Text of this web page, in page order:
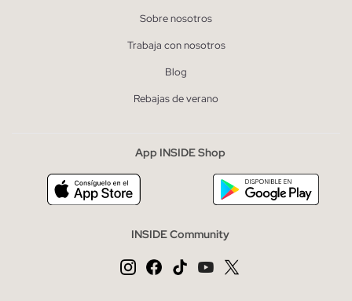
Sobre nosotros
Trabaja con nosotros
Blog
Rebajas de verano
App INSIDE Shop
INSIDE Community